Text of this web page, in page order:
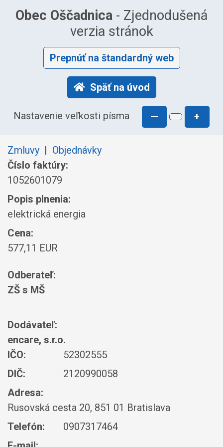
Obec Oščadnica - Zjednodušená
verzia stránok
Prepnúť na štandardný web
Späť na úvod
Nastavenie veľkosti písma — +
Zmluvy | Objednávky
Číslo faktúry:
1052601079
Popis plnenia:
elektrická energia
Cena:
577,11 EUR
Odberateľ:
ZŠ s MŠ
Dodávateľ:
encare, s.r.o.
IČO:
52302555
DIČ:
2120990058
Adresa:
Rusovská cesta 20, 851 01 Bratislava
Telefón:
0907317464